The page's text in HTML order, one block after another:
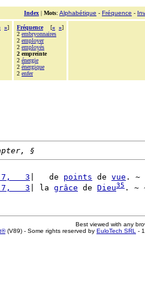
Index | Mots: Alphabétique - Fréquence -
»]
Fréquence [« »]
2 embryonnaires
2 employer
2 employés
2 empreinte
2 énergie
2 énergique
2 enfer
§
3
|   de points de vue . ~
3
| la grâce de Dieu35 . ~
Best viewed with any
(V89) - Some rights reserved by EuloTech SRL -